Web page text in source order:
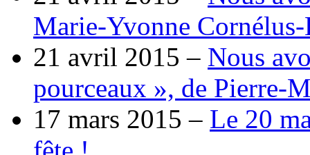
Marie-Yvonne
21 avril 2015 – Nous
pourceaux », de Pierre-
17 mars 2015 – Le 20